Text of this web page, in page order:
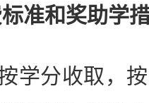
准和奖助学
分收取，按